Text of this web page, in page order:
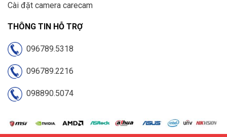
Cài đặt camera carecam
THÔNG TIN HỖ TRỢ
096789.5318
096789.2216
098890.5074